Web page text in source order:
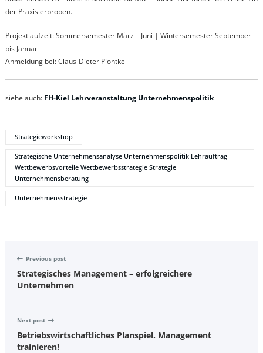
der Praxis erproben.
Projektlaufzeit: Sommersemester März – Juni | Wintersemester September
bis Januar
Anmeldung bei: Claus-Dieter Piontke
siehe auch: FH-Kiel Lehrveranstaltung Unternehmenspolitik
Strategieworkshop
Strategische Unternehmensanalyse Unternehmenspolitik Lehrauftrag
Wettbewerbsvorteile Wettbewerbsstrategie Strategie
Unternehmensberatung
Unternehmensstrategie
Previous post
Strategisches Management – erfolgreichere
Unternehmen
Next post
Betriebswirtschaftliches Planspiel. Management
trainieren!